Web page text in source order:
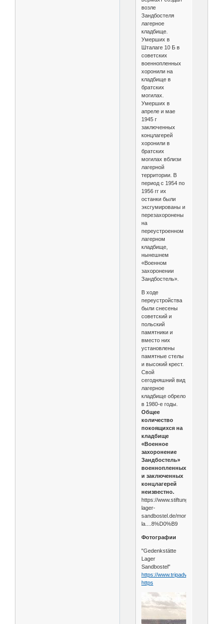
возле
Зандбостеля
лагерное
кладбище.
Умерших в
Шталаге 10 Б в
советских
военнопленных
хоронили на
кладбище в
братских
могилах.
Умерших в
апреле и мае
1945 г
заключенных
концлагерей
хоронили в
братских
могилах вблизи
лагерной
территории. В
период с 1954 по
1956 гг их
останки были
эксгумированы и
перезахоронены
на
переустроенном
лагерном
кладбище,
нынешнем
«Военном
захоронении
Зандбостель».
В ходе
переустройства
были снесены
советский и
польский
памятники и
вместо них
установлены
памятные стелы
и высокий крест.
Свой
сегодняшний вид
лагерное
кладбище обрело
в 1980-е годы.
Общее
количество
покоящихся на
кладбище
«Военное
захоронение
Зандбостель»
военнопленных
и заключенных
концлагерей
неизвестно.
https://www.stiftung-
lager-
sandbostel.de/more-
la....8%D0%B9
Фотографии
"Gedenkstätte
Lager
Sandbostel"
https://www.tripadvisor.ru/
https